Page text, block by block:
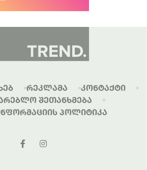
Რეკლამა
Კონტაქტი
Შეთანხმება
Პოლიტიკა